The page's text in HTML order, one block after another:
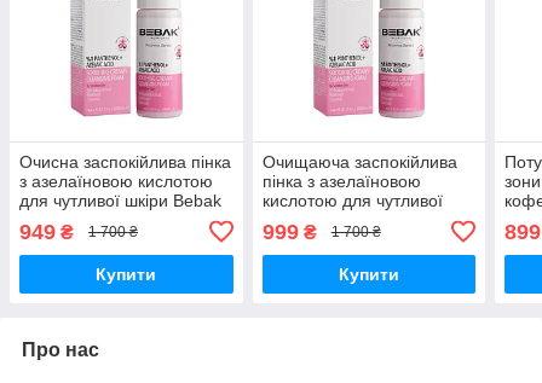
Очисна заспокійлива пінка
з азелаїновою кислотою
для чутливої шкіри Bebak
949 ₴ 1 700 ₴
Купити
Очищаюча заспокійлива
пінка з азелаїновою
кислотою для чутливої
шкіри Bebak Pharma, 160
мл
999₴ 1 700 ₴
Купити
899
Про нас